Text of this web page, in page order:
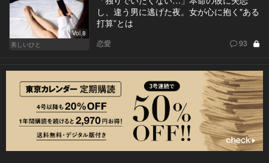
Vol.8
美しいひと
し、違う男に逃げた夜。女が心に抱く"ある
打算”とは
恋愛 93